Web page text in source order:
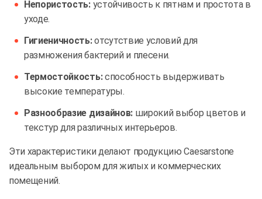
Непористость:устойчивость к пятнам и простота в
уходе.
Гигиеничность:отсутствие условий для
размножения бактерий и плесени.
Термостойкость:способность выдерживать
высокие температуры.
Разнообразие дизайнов:широкий выбор цветов и
текстур для различных интерьеров.
Эти характеристики делают продукцию Caesarstone
идеальным выбором для жилых и коммерческих
помещений.